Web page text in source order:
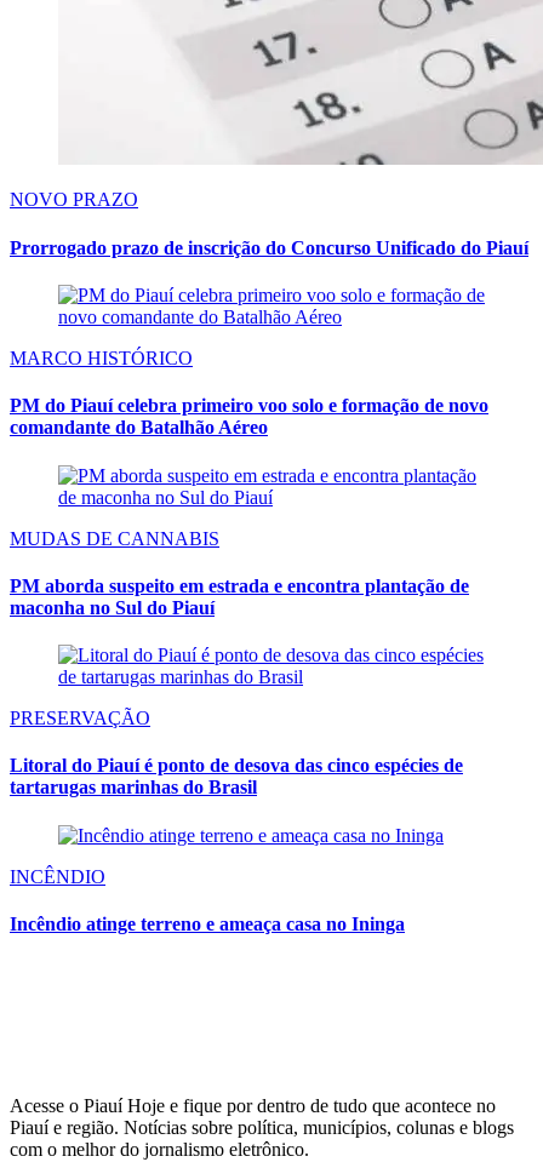
NOVO PRAZO
Prorrogado prazo de inscrição do Concurso Unificado do Piauí
MARCO HISTÓRICO
PM do Piauí celebra primeiro voo solo e formação de novo
comandante do Batalhão Aéreo
MUDAS DE CANNABIS
PM aborda suspeito em estrada e encontra plantação de
maconha no Sul do Piauí
PRESERVAÇÃO
Litoral do Piauí é ponto de desova das cinco espécies de
tartarugas marinhas do Brasil
INCÊNDIO
Incêndio atinge terreno e ameaça casa no Ininga
Acesse o Piauí Hoje e fique por dentro de tudo que acontece no
Piauí e região. Notícias sobre política, municípios, colunas e blogs
com o melhor do jornalismo eletrônico.